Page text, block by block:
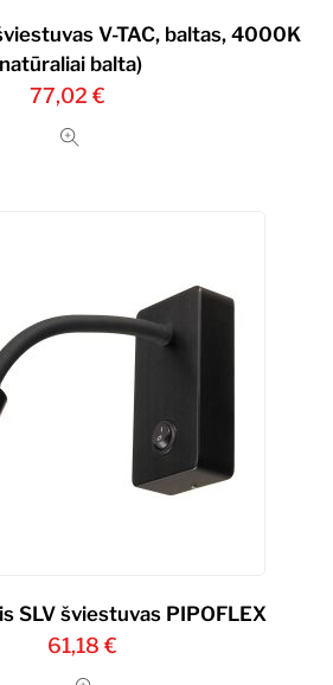
V-TAC, baltas, 4000K
balta)
77,02 €
SLV šviestuvas PIPOFLEX
61,18€